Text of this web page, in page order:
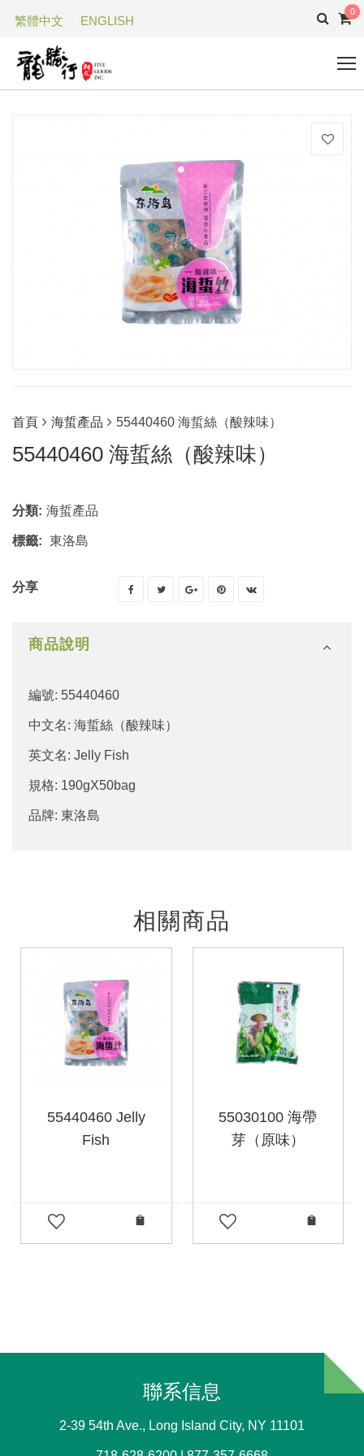
繁體中文 ENGLISH
0
首頁 海蜇產品 55440460 海蜇絲（酸辣味）
55440460 海蜇絲（酸辣味）
分類: 海蜇產品
標籤: 東洛島
分享
商品說明
編號: 55440460
中文名: 海蜇絲（酸辣味）
英文名: Jelly Fish
規格: 190gX50bag
品牌: 東洛島
相關商品
55440460 Jelly
Fish
55030100 海帶
芽（原味）
聯系信息
2-39 54th Ave., Long Island City, NY 11101